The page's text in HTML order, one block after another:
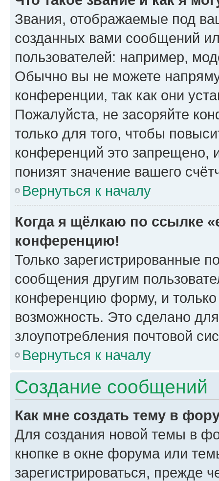
Звания, отображаемые под
созданных вами сообщений
пользователей: например,
Обычно вы не можете
конференции, так как они
Пожалуйста, не засоряйте
только для того, чтобы
конференций это запрещено,
понизят значение вашего
Вернуться к началу
Когда я щёлкаю по ссылке
конференцию!
Только зарегистрированные
сообщения другим
конференцию форму, и
возможность. Это сделано
злоупотребления почтовой
Вернуться к началу
Создание сообщений
Как мне создать тему в
Для создания новой темы в
кнопке в окне форума или
зарегистрироваться, прежде